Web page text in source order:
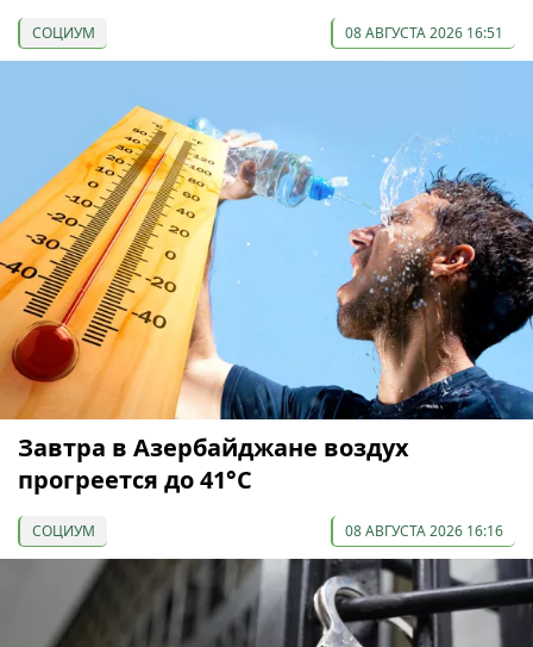
СОЦИУМ 08 АВГУСТА 2026 16:51
Завтра в Азербайджане воздух
прогреется до 41°С
СОЦИУМ 08 АВГУСТА 2026 16:16